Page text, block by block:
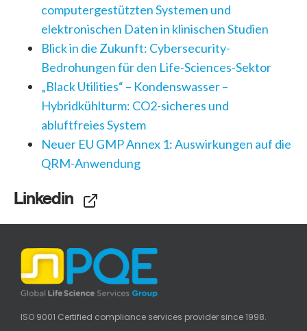
computergestützten Systemen und
elektronischen Daten in klinischen Studien
Blick in die Zukunft: Cybersecurity-
Bedrohungen für den Life-Sciences-Sektor
„Black Utilities“ – Kondenswasser –
Hybridkühlturm: CO2-sicheres und
abluftfreies System
Neuer EU GMP Annex 1: Auswirkungen auf die
QRM-Anwendung
Linkedin
ISO 9001 Certified compliance services provider since 1998.